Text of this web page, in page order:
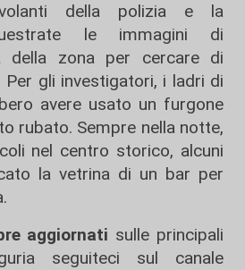
della polizia e la
le immagini di
della zona per cercare di
Per gli investigatori, i ladri di
avere usato un furgone
rubato. Sempre nella notte,
nel centro storico, alcuni
la vetrina di un bar per
aggiornati sulle principali
seguiteci sul canale